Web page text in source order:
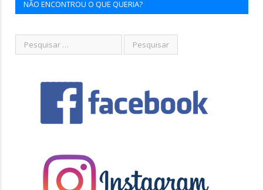
NÃO ENCONTROU O QUE QUERIA?